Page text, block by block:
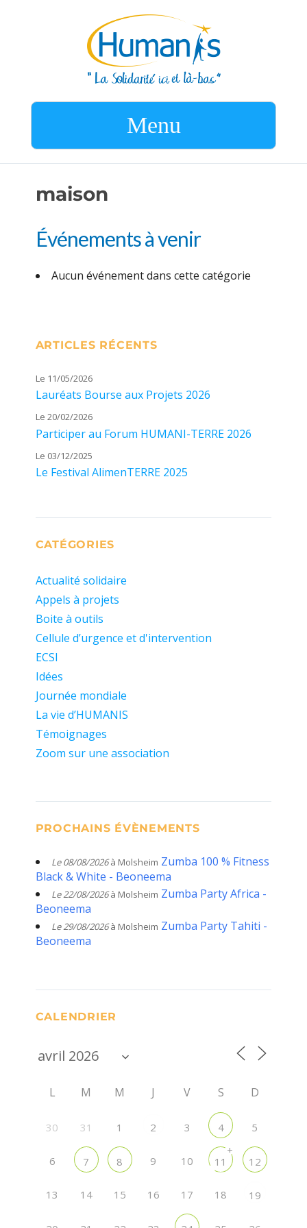
Menu
maison
Événements à venir
Aucun événement dans cette catégorie
ARTICLES RÉCENTS
Le 11/05/2026
Lauréats Bourse aux Projets 2026
Le 20/02/2026
Participer au Forum HUMANI-TERRE 2026
Le 03/12/2025
Le Festival AlimenTERRE 2025
CATÉGORIES
Actualité solidaire
Appels à projets
Boite à outils
Cellule d’urgence et d'intervention
ECSI
Idées
Journée mondiale
La vie d’HUMANIS
Témoignages
Zoom sur une association
PROCHAINS ÉVÈNEMENTS
Le 08/08/2026à Molsheim Zumba 100 % Fitness
Black & White - Beoneema
Le 22/08/2026à Molsheim Zumba Party Africa -
Beoneema
Le 29/08/2026à Molsheim Zumba Party Tahiti -
Beoneema
CALENDRIER
L M M J V S D
30 31 1 2 3 4 5
6 7 8 9 10 11
+
12
13 14 15 16 17 18 19